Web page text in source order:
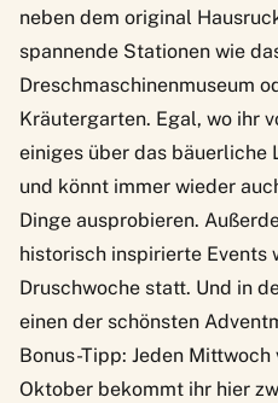
neben dem original
spannende Stationen wie
Dreschmaschinenmuseum
Kräutergarten. Egal, wo ihr
einiges über das bäuerliche
und könnt immer wieder
Dinge ausprobieren.
historisch inspirierte Events
Druschwoche statt. Und in
einen der schönsten
Bonus-Tipp: Jeden
Oktober bekommt ihr hier